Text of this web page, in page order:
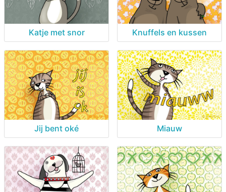
Katje met snor Knuffels en kussen
Jij bent oké Miauw